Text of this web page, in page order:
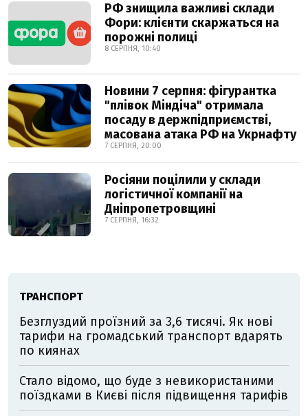
РФ знищила важливі склади
Фори: клієнти скаржаться на
порожні полиці
8 СЕРПНЯ, 10:40
Новини 7 серпня: фігурантка
"плівок Міндіча" отримала
посаду в держпідприємстві,
масована атака РФ на Укрнафту
7 СЕРПНЯ, 20:00
Росіяни поцілили у склади
логістичної компанії на
Дніпропетровщині
7 СЕРПНЯ, 16:32
ТРАНСПОРТ
Безглуздий проїзний за 3,6 тисячі. Як нові
тарифи на громадський транспорт вдарять
по киянах
Стало відомо, що буде з невикористаними
поїздками в Києві після підвищення тарифів